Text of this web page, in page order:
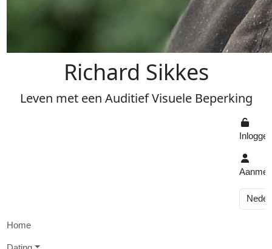
Richard Sikkes
Leven met een AuditiefVisuele Beperking
Home